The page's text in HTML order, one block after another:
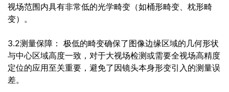
视场范围内具有非常低的光学畸变（如桶形畸变、枕形畸
变）。
3.2测量保障： 极低的畸变确保了图像边缘区域的几何形状
与中心区域高度一致，对于大视场检测或需要全视场高精度
定位的应用至关重要，避免了因镜头本身形变引入的测量误
差。